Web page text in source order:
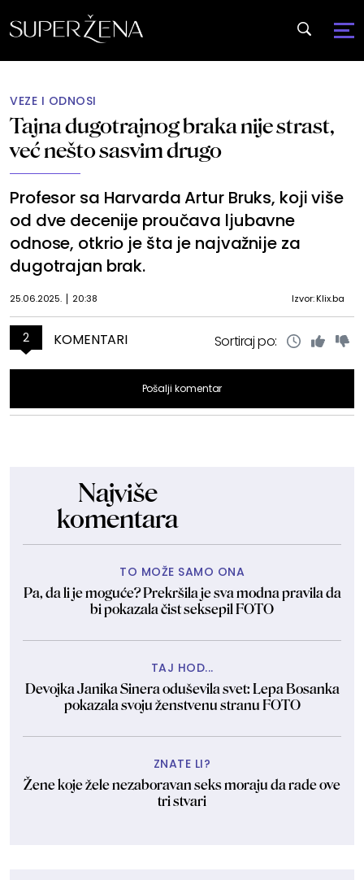
VEZE I ODNOSI
Tajna dugotrajnog braka nije strast,
već nešto sasvim drugo
Profesor sa Harvarda Artur Bruks, koji više
od dve decenije proučava ljubavne
odnose, otkrio je šta je najvažnije za
dugotrajan brak.
25.06.2025. 20:38 Izvor: Klix.ba
2 KOMENTARI Sortiraj po:
Pošalji komentar
Najviše
komentara
TO MOŽE SAMO ONA
Pa, da li je moguće? Prekršila je sva modna pravila da
bi pokazala čist seksepil FOTO
TAJ HOD...
Devojka Janika Sinera oduševila svet: Lepa Bosanka
pokazala svoju ženstvenu stranu FOTO
ZNATE LI?
Žene koje žele nezaboravan seks moraju da rade ove
tri stvari